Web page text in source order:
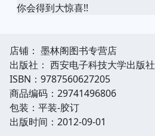
你会得到大惊喜!!
店铺： 墨林阁图书专营店
出版社： 西安电子科技大学出版社
ISBN：9787560627205
商品编码：29741496806
包装：平装-胶订
出版时间：2012-09-01